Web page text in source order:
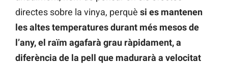
directes sobre la vinya, perquè si es mantenen
les altes temperatures durant més mesos de
l’any, el raïm agafarà grau ràpidament, a
diferència de la pell que madurarà a velocitat